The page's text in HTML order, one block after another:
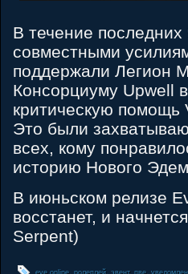
В течение
совместными
поддержали Легион
Консорциуму Upwell
критическую помощь
Это были
всех, кому
историю Нового
В июньском релизе
восстанет, и
Serpent)
eve online, ролеплей эвент, пве,